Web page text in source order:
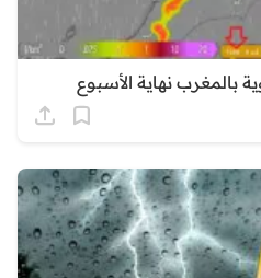
نهاية الأسبوع